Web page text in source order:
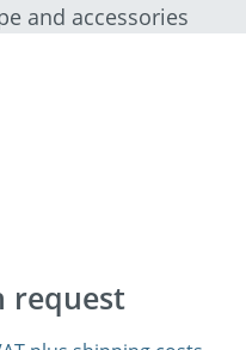
and accessories
request